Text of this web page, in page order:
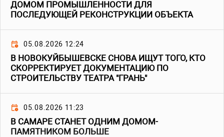
ДОМОМ ПРОМЫШЛЕННОСТИ ДЛЯ
ПОСЛЕДУЮЩЕЙ РЕКОНСТРУКЦИИ ОБЪЕКТА
05.08.2026 12:24
В НОВОКУЙБЫШЕВСКЕ СНОВА ИЩУТ ТОГО, КТО
СКОРРЕКТИРУЕТ ДОКУМЕНТАЦИЮ ПО
СТРОИТЕЛЬСТВУ ТЕАТРА "ГРАНЬ"
05.08.2026 11:23
В САМАРЕ СТАНЕТ ОДНИМ ДОМОМ-
ПАМЯТНИКОМ БОЛЬШЕ